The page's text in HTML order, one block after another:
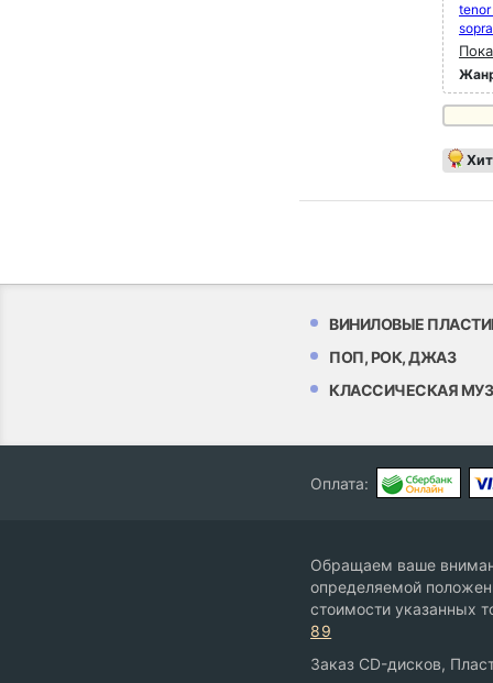
ВИНИЛОВЫЕ
ПОП, РОК, ДЖАЗ
КЛАССИЧЕСКАЯ
Оплата:
Обращаем ваше
определяемой
стоимости указанных
89
Заказ CD-дисков,